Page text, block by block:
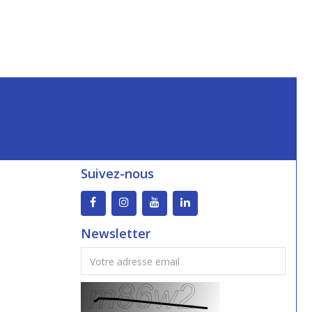
Suivez-nous
Newsletter